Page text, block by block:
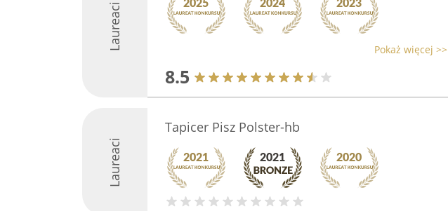
Laureaci Pokaż więcej >>
8.5
Laureaci
Tapicer Pisz Polster-hb